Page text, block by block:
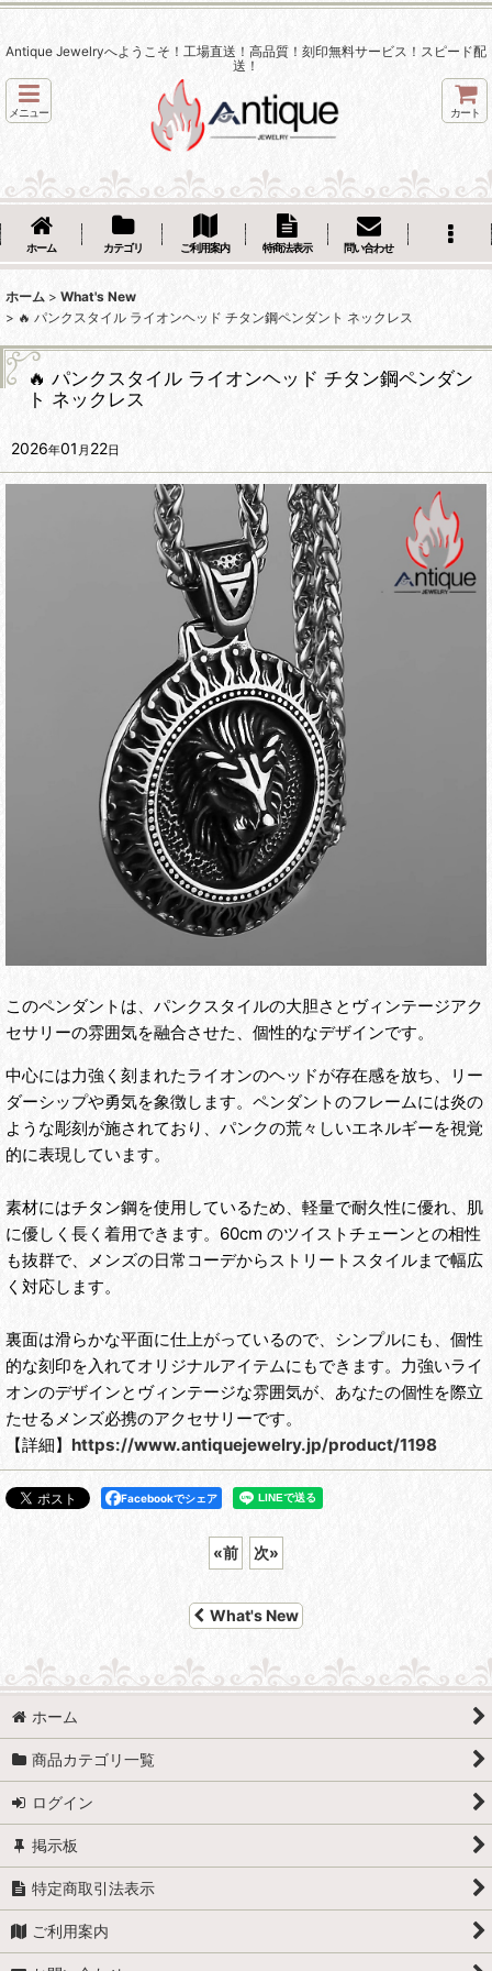
Antique Jewelryへようこそ！工場直送！高品質！刻印無料サービス！スピード配
送！
メニュー カート
ホーム カテゴリ ご利用案内 特商法表示 問い合わせ
ホーム > What's New
> 🔥 パンクスタイル ライオンヘッド チタン鋼ペンダント ネックレス
🔥 パンクスタイル ライオンヘッド チタン鋼ペンダン
ト ネックレス
2026年01 月 22日
このペンダントは、 パンクスタイルの大胆さと ヴィンテージアク
セサリーの雰囲気を融合させた、 個性的なデザインです。
中心には力強く刻まれたライオンのヘッドが存在感を放ち、リー
ダーシップや勇気を象徴します。ペンダントのフレームには炎の
ような彫刻が施されており、パンクの荒々しいエネルギーを視覚
的に表現しています。
素材にはチタン鋼を使用しているため、軽量で耐久性に優れ、肌
に優しく長く着用できます。60cm のツイストチェーンとの相性
も抜群で、
メンズの日常コーデからストリートスタイルまで幅広
く対応します。
裏面は滑らかな平面に仕上がっているので、シンプルにも、個性
的な刻印を入れてオリジナルアイテムにもできます。力強いライ
オンのデザインとヴィンテージな雰囲気が、あなたの個性を際立
たせる メンズ必携のアクセサリーです。
【詳細】 https://www.antiquejewelry.jp/product/1198
Facebookでシェア
«前 次»
What's New
ホーム
商品カテゴリ一覧
ログイン
掲示板
特定商取引法表示
ご利用案内